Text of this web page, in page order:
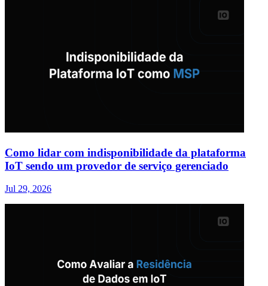
Como lidar com indisponibilidade da plataforma
IoT sendo um provedor de serviço gerenciado
Jul 29, 2026